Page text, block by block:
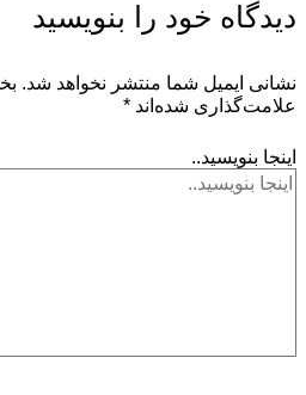
دیدگاه‌ خود را بنویسید
نشانی ایمیل شما منتشر نخواهد شد.
علامت‌گذاری شده‌اند *
اینجا بنویسید..